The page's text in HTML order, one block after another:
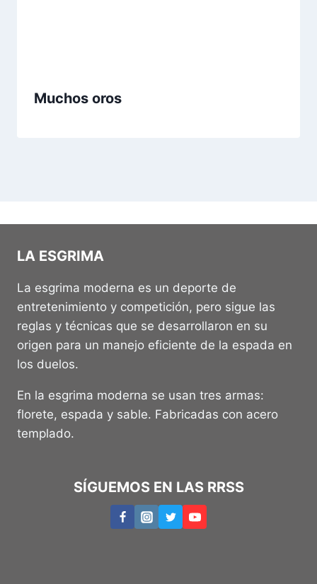
Muchos oros
LA ESGRIMA
La esgrima moderna es un deporte de
entretenimiento y competición, pero sigue las
reglas y técnicas que se desarrollaron en su
origen para un manejo eficiente de la espada en
los duelos.
En la esgrima moderna se usan tres armas:
florete, espada y sable. Fabricadas con acero
templado.
SÍGUEMOS EN LAS RRSS